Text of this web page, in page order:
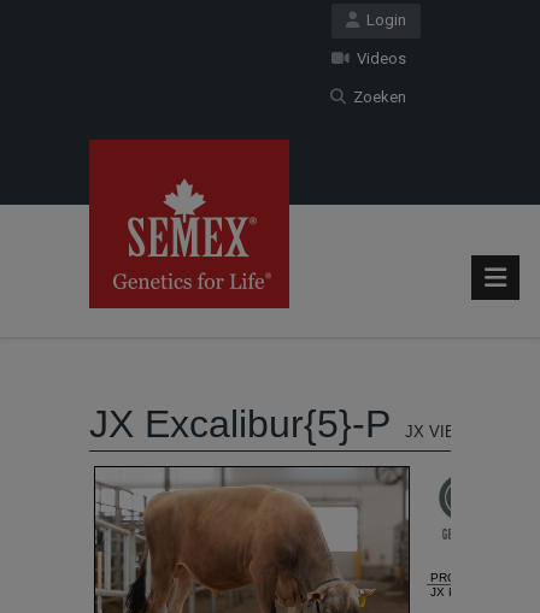
Login
Videos
Zoeken